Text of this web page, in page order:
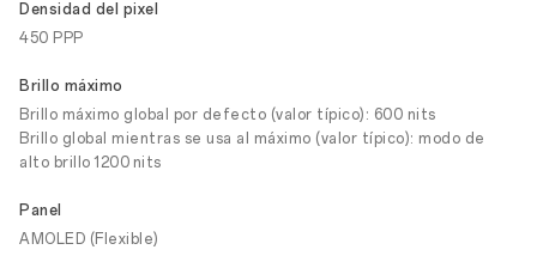
Densidad del pixel
450 PPP
Brillo máximo
Brillo máximo global por defecto (valor típico): 600 nits
Brillo global mientras se usa al máximo (valor típico): modo de
alto brillo 1200 nits
Panel
AMOLED (Flexible)